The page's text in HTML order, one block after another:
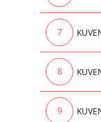
7
8
9